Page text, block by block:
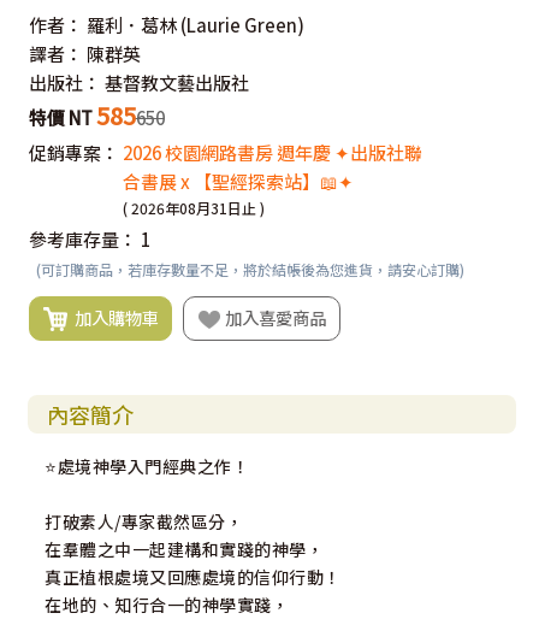
作者： 羅利．葛林 (Laurie Green)
譯者： 陳群英
出版社： 基督教文藝出版社
特價 NT585650
促銷專案： 2026 校園網路書房 週年慶 ✦出版社聯
合書展 x 【聖經探索站】📖✦
( 2026年08月31日止 )
參考庫存量： 1
(可訂購商品，若庫存數量不足，將於結帳後為您進貨，請安心訂購)
加入購物車 加入喜愛商品
內容簡介
⭐處境神學入門經典之作！
打破素人/專家截然區分，
在羣體之中一起建構和實踐的神學，
真正植根處境又回應處境的信仰行動！
在地的、知行合一的神學實踐，